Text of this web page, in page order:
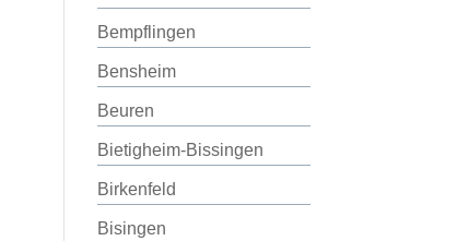
Bempflingen
Bensheim
Beuren
Bietigheim-Bissingen
Birkenfeld
Bisingen